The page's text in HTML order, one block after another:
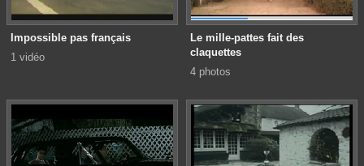
Impossible pas français
1 vidéo
Le mille-pattes fait des
claquettes
4 photos